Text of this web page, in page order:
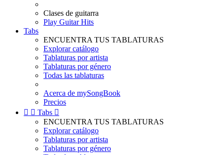
Clases de guitarra
Play Guitar Hits
Tabs
ENCUENTRA TUS TABLATURAS
Explorar catálogo
Tablaturas por artista
Tablaturas por género
Todas las tablaturas
Acerca de mySongBook
Precios
  Tabs 
ENCUENTRA TUS TABLATURAS
Explorar catálogo
Tablaturas por artista
Tablaturas por género